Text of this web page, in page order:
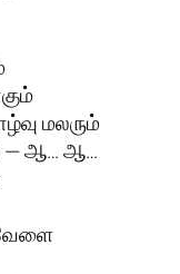
மலரும்
— ஆ… ஆ…